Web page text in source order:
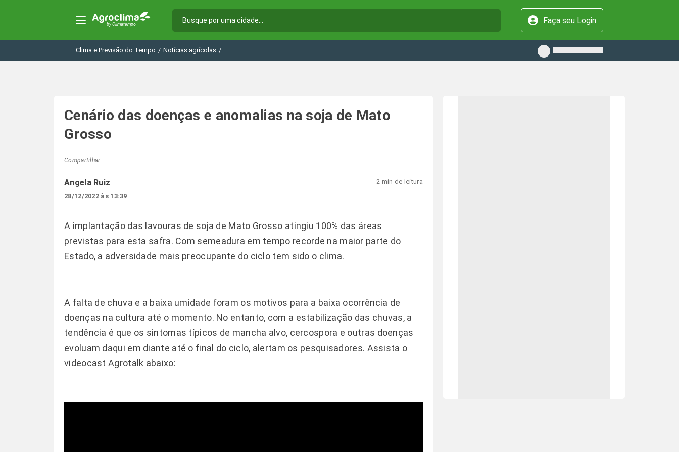
Faça seu Login
Clima e Previsão do Tempo / Notícias agrícolas /
Cenário das doenças e anomalias na soja de Mato
Grosso
Compartilhar
Angela Ruiz
28/12/2022 às 13:39
2 min de leitura
A implantação das lavouras de soja de Mato Grosso atingiu 100% das áreas
previstas para esta safra. Com semeadura em tempo recorde na maior parte do
Estado, a adversidade mais preocupante do ciclo tem sido o clima.
A falta de chuva e a baixa umidade foram os motivos para a baixa ocorrência de
doenças na cultura até o momento. No entanto, com a estabilização das chuvas, a
tendência é que os sintomas típicos de mancha alvo, cercospora e outras doenças
evoluam daqui em diante até o final do ciclo, alertam os pesquisadores. Assista o
videocast Agrotalk abaixo: